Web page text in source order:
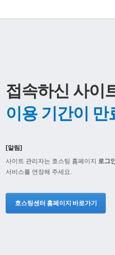
접속하신 사이
이용 기간이 만
[알림]
사이트 관리자는 호스팅 홈페이지 로그
서비스를 연장해 주세요.
호스팅센터 홈페이지 바로가기